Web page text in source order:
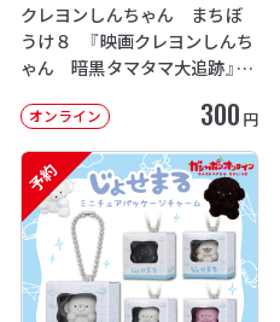
クレヨンしんちゃん まちぼ
うけ８ 『映画クレヨンしんち
ゃん 暗黒タマタマ大追跡』【2
オンライン 300 円
予約